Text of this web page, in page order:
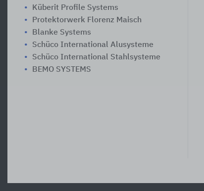
Küberit Profile Systems
Protektorwerk Florenz Maisch
Blanke Systems
Schüco International Alusysteme
Schüco International Stahlsysteme
BEMO SYSTEMS